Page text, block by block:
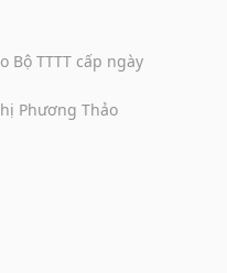
Bộ TTTT cấp ngày
Phương Thảo